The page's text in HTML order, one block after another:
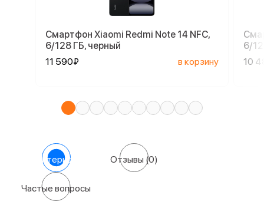
Смартфон Xiaomi Redmi Note 14 NFC,
6/128 ГБ, черный
11 590₽
в корзину
6/
10
Характеристики Отзывы (0)
Частые вопросы